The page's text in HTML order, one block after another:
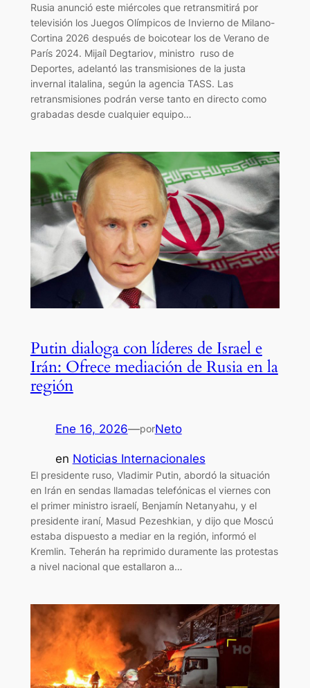
Rusia anunció este miércoles que retransmitirá por
televisión los Juegos Olímpicos de Invierno de Milano-
Cortina 2026 después de boicotear los de Verano de
París 2024. Mijaíl Degtariov, ministro ruso de
Deportes, adelantó las transmisiones de la justa
invernal italalina, según la agencia TASS. Las
retransmisiones podrán verse tanto en directo como
grabadas desde cualquier equipo…
Putin dialoga con líderes de Israel e
Irán: Ofrece mediación de Rusia en la
región
Ene 16, 2026—porNeto
en Noticias Internacionales
El presidente ruso, Vladimir Putin, abordó la situación
en Irán en sendas llamadas telefónicas el viernes con
el primer ministro israelí, Benjamín Netanyahu, y el
presidente iraní, Masud Pezeshkian, y dijo que Moscú
estaba dispuesto a mediar en la región, informó el
Kremlin. Teherán ha reprimido duramente las protestas
a nivel nacional que estallaron a…